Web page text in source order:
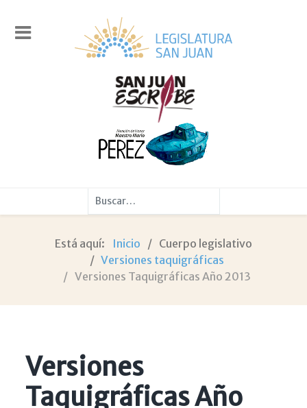
Buscar
Está aquí: Inicio
Cuerpo legislativo
Versiones taquigráficas
Versiones Taquigráficas Año 2013
Versiones
Taquigráficas Año